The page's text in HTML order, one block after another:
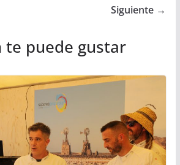
Siguiente →
te puede gustar